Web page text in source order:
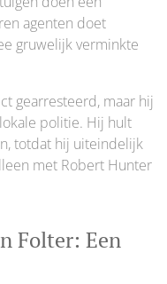
agenten doet
gruwelijk verminkte
gearresteerd, maar hij
politie. Hij hult
totdat hij uiteindelijk
met Robert Hunter
Folter: Een